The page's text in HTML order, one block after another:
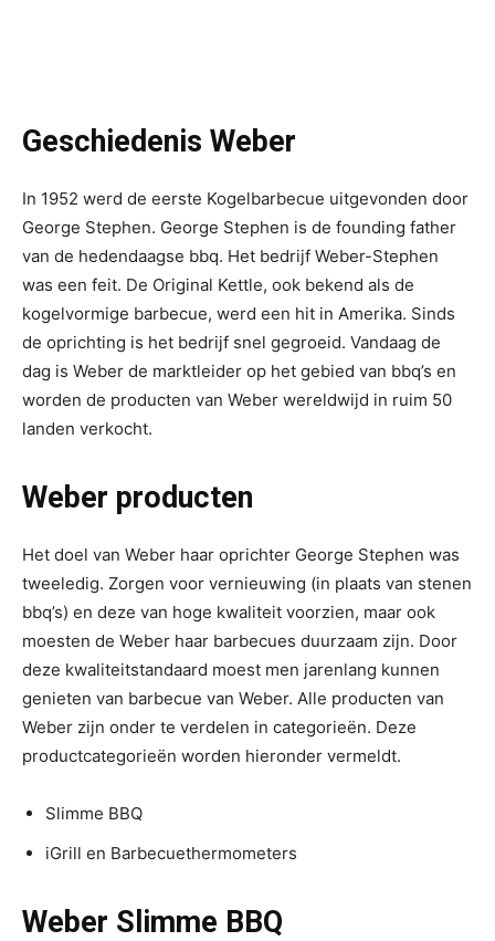
Geschiedenis Weber
In 1952 werd de eerste Kogelbarbecue uitgevonden door
George Stephen. George Stephen is de founding father
van de hedendaagse bbq. Het bedrijf Weber-Stephen
was een feit. De Original Kettle, ook bekend als de
kogelvormige barbecue, werd een hit in Amerika. Sinds
de oprichting is het bedrijf snel gegroeid. Vandaag de
dag is Weber de marktleider op het gebied van bbq’s en
worden de producten van Weber wereldwijd in ruim 50
landen verkocht.
Weber producten
Het doel van Weber haar oprichter George Stephen was
tweeledig. Zorgen voor vernieuwing (in plaats van stenen
bbq’s) en deze van hoge kwaliteit voorzien, maar ook
moesten de Weber haar barbecues duurzaam zijn. Door
deze kwaliteitstandaard moest men jarenlang kunnen
genieten van barbecue van Weber. Alle producten van
Weber zijn onder te verdelen in categorieën. Deze
productcategorieën worden hieronder vermeldt.
Slimme BBQ
iGrill en Barbecuethermometers
Weber Slimme BBQ